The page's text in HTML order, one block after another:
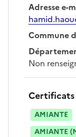
Adresse e-
Commune
Non
Certificats
AMIANTE
AMIANTE